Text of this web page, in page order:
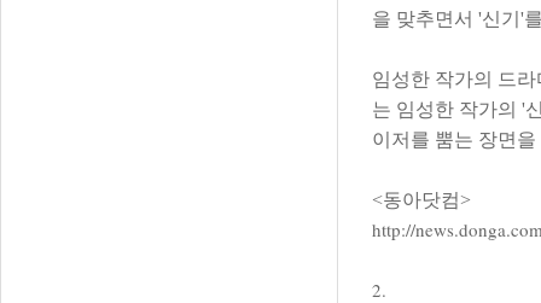
을 맞추면서 '신기'
임성한 작가의 드
는 임성한 작가의 '
이저를 뿜는 장면
<동아닷컴>
http://
2.